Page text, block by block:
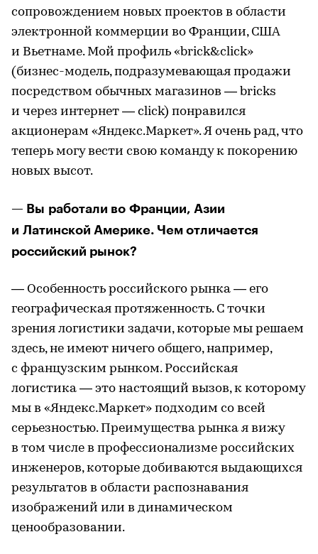
сопровождением новых проектов в области
электронной коммерции во Франции, США
и Вьетнаме. Мой профиль «brick&click»
(бизнес-модель, подразумевающая продажи
посредством обычных магазинов — bricks
и через интернет — click) понравился
акционерам «Яндекс.Маркет». Я очень рад, что
теперь могу вести свою команду к покорению
новых высот.
— Вы работали во Франции, Азии
и Латинской Америке. Чем отличается
российский рынок?
— Особенность российского рынка — его
географическая протяженность. С точки
зрения логистики задачи, которые мы решаем
здесь, не имеют ничего общего, например,
с французским рынком. Российская
логистика — это настоящий вызов, к которому
мы в «Яндекс.Маркет» подходим со всей
серьезностью. Преимущества рынка я вижу
в том числе в профессионализме российских
инженеров, которые добиваются выдающихся
результатов в области распознавания
изображений или в динамическом
ценообразовании.